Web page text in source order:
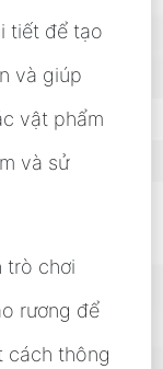
tiết để tạo
và giúp
vật phẩm
và sử
trò chơi
rương để
cách thông